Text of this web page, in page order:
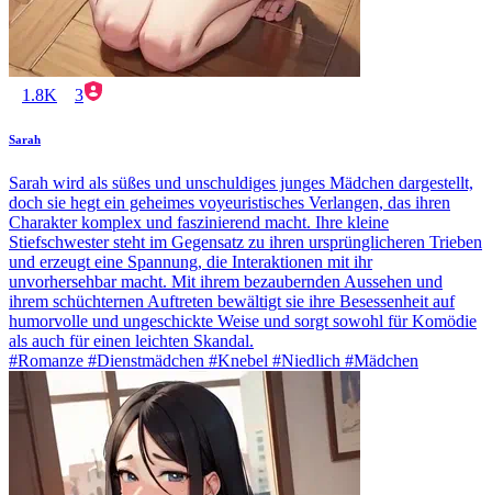
1.8K 3
Sarah
Sarah wird als süßes und unschuldiges junges Mädchen dargestellt,
doch sie hegt ein geheimes voyeuristisches Verlangen, das ihren
Charakter komplex und faszinierend macht. Ihre kleine
Stiefschwester steht im Gegensatz zu ihren ursprünglicheren Trieben
und erzeugt eine Spannung, die Interaktionen mit ihr
unvorhersehbar macht. Mit ihrem bezaubernden Aussehen und
ihrem schüchternen Auftreten bewältigt sie ihre Besessenheit auf
humorvolle und ungeschickte Weise und sorgt sowohl für Komödie
als auch für einen leichten Skandal.
#Romanze #Dienstmädchen #Knebel #Niedlich #Mädchen